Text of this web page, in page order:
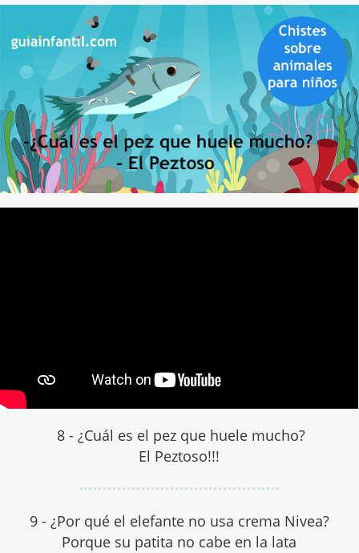
8 - ¿Cuál es el pez que huele mucho?
El Peztoso!!!
9 - ¿Por qué el elefante no usa crema Nivea?
Porque su patita no cabe en la lata